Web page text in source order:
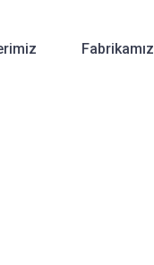
Fabrikamız